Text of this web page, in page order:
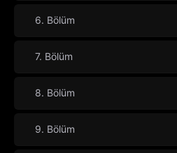
6. Bölüm
7. Bölüm
8. Bölüm
9. Bölüm